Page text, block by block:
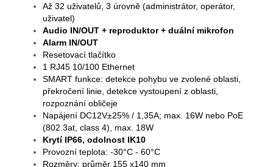
Až 32 uživatelů, 3 úrovně (administrátor, operátor,
uživatel)
Audio IN/OUT + reproduktor + duální mikrofon
Alarm IN/OUT
Resetovací tlačítko
1 RJ45 10/100 Ethernet
SMART funkce: detekce pohybu ve zvolené oblasti,
překročení linie, detekce vystoupení z oblasti,
rozpoznání obličeje
Napájení DC12V±25% / 1,35A; max. 16W nebo PoE
(802.3at, class 4), max. 18W
Krytí IP66, odolnost IK10
Provozní teplota: -30°C - 60°C
Rozměry: průměr 155 x140 mm